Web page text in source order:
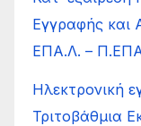
Εγγραφής και
ΕΠΑ.Λ. –
Ηλεκτρονική
Τριτοβάθμια